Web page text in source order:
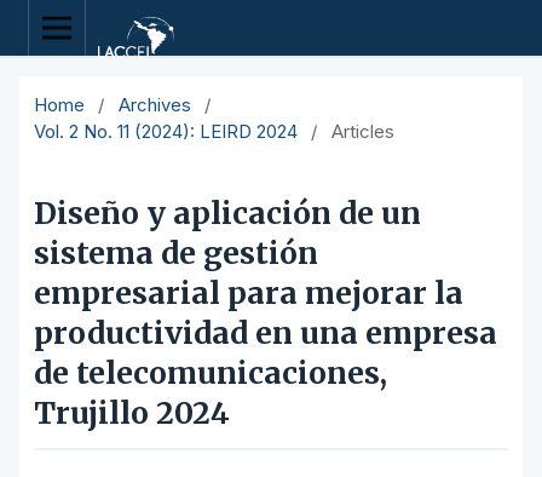
Home / Archives
/
Vol. 2 No. 11 (2024): LEIRD 2024
/ Articles
Diseño y aplicación de un
sistema de gestión
empresarial para mejorar la
productividad en una empresa
de telecomunicaciones,
Trujillo 2024